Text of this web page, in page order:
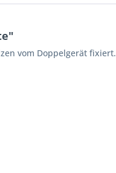
vom Doppelgerät fixiert.